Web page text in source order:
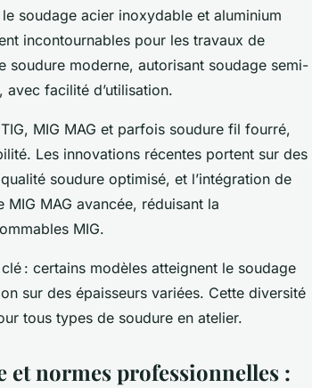
soudage acier inoxydable et aluminium
incontournables pour les travaux de
moderne, autorisant soudage semi-
facilité d’utilisation.
MIG MAG et parfois soudure fil fourré,
Les innovations récentes portent sur des
soudure optimisé, et l’intégration de
MAG avancée, réduisant la
MIG.
: certains modèles atteignent le soudage
sur des épaisseurs variées. Cette diversité
tous types de soudure en atelier.
normes professionnelles :